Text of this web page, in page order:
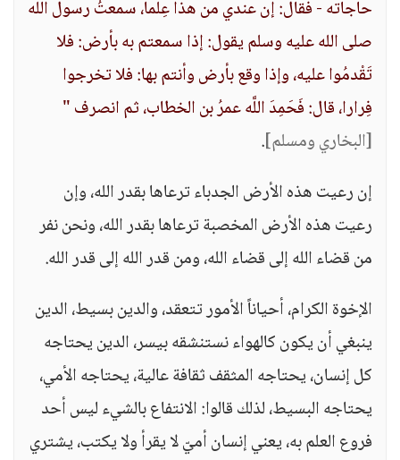
حاجاته - فقال: إن عندي من هذا عِلما، سمعتُ رسول الله
صلى الله عليه وسلم يقول: إذا سمعتم به بأرض: فلا
تَقْدمُوا عليه، وإذا وقع بأرض وأنتم بها: فلا تخرجوا
فِرارا، قال: فَحَمِدَ اللَّه عمرُ بن الخطاب، ثم انصرف "
[البخاري ومسلم].
إن رعيت هذه الأرض الجدباء ترعاها بقدر الله، وإن
رعيت هذه الأرض المخصبة ترعاها بقدر الله، ونحن نفر
من قضاء الله إلى قضاء الله، ومن قدر الله إلى قدر الله.
الإخوة الكرام، أحياناً الأمور تتعقد، والدين بسيط، الدين
ينبغي أن يكون كالهواء نستنشقه بيسر، الدين يحتاجه
كل إنسان، يحتاجه المثقف ثقافة عالية، يحتاجه الأمي،
يحتاجه البسيط، لذلك قالوا: الانتفاع بالشيء ليس أحد
فروع العلم به، يعني إنسان أميّ لا يقرأ ولا يكتب، يشتري